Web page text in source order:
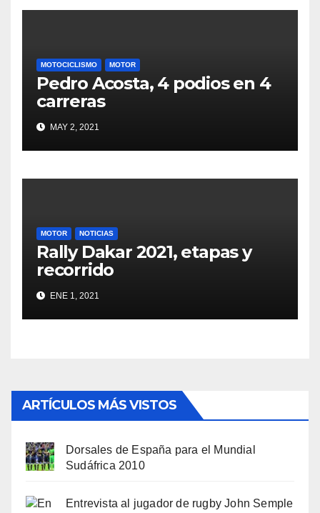
MOTOCICLISMO MOTOR
Pedro Acosta, 4 podios en 4
carreras
MAY 2, 2021
MOTOR NOTICIAS
Rally Dakar 2021, etapas y
recorrido
ENE 1, 2021
ARTÍCULOS MÁS VISTOS
Dorsales de España para el Mundial
Sudáfrica 2010
Entrevista al jugador de rugby John Semple